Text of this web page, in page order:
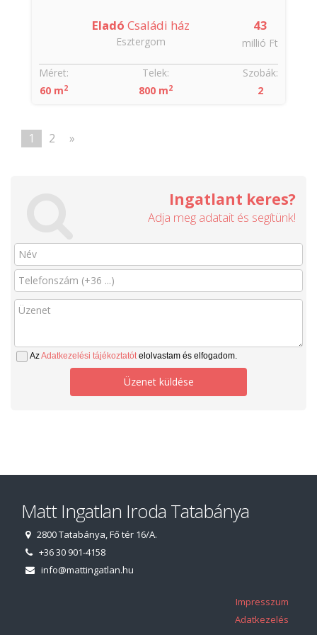
43
millió Ft
Eladó Családi ház
Esztergom
Szobák:
2
Méret:
60 m2
Telek:
800 m2
1 2 »
Ingatlant keres?
Adja meg adatait és segítünk!
AzAdatkezelési tájékoztatótelolvastam és elfogadom.
Üzenet küldése
Matt Ingatlan Iroda Tatabánya
2800 Tatabánya, Fő tér 16/A.
+36 30 901-4158
info@mattingatlan.hu
Impresszum
Adatkezelés